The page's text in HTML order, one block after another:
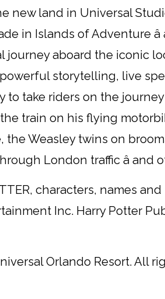
new land in Universal
in Islands of Adventure
journey aboard the iconic
storytelling, live
to take riders on the
train on his flying
the Weasley twins on
London traffic â
characters, names
Inc. Harry Potter
Orlando Resort. All